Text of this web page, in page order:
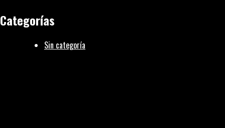
Categorías
Sin categoría